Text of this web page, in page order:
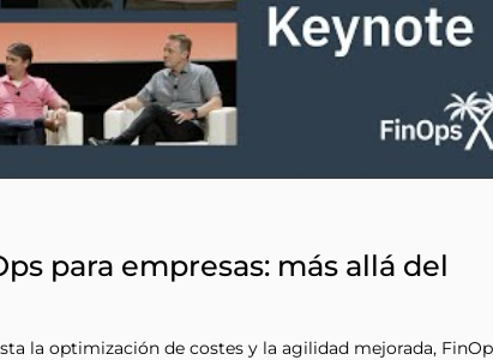
para empresas: más allá del
la optimización de costes y la agilidad mejorada,